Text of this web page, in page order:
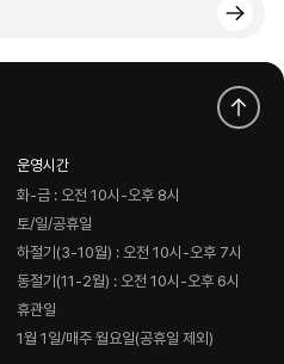
운영시간
화-금 : 오전 10시-오후 8시
토/일/공휴일
하절기(3-10월) : 오전 10시-오후 7시
동절기(11-2월) : 오전 10시-오후 6시
휴관일
1월 1일/매주 월요일(공휴일 제외)